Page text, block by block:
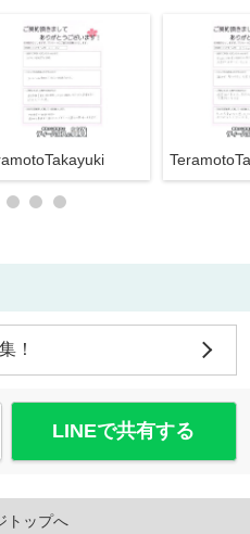
！
LINEで共有する
トップへ